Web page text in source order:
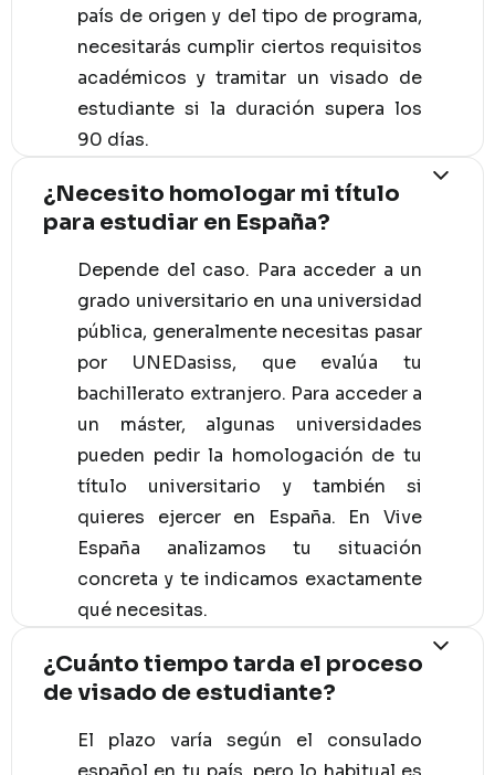
país de origen y del tipo de programa,
necesitarás cumplir ciertos requisitos
académicos y tramitar un visado de
estudiante si la duración supera los
90 días.
¿Necesito homologar mi título
para estudiar en España?
Depende del caso. Para acceder a un
grado universitario en una universidad
pública, generalmente necesitas pasar
por UNEDasiss, que evalúa tu
bachillerato extranjero. Para acceder a
un máster, algunas universidades
pueden pedir la homologación de tu
título universitario y también si
quieres ejercer en España. En Vive
España analizamos tu situación
concreta y te indicamos exactamente
qué necesitas.
¿Cuánto tiempo tarda el proceso
de visado de estudiante?
El plazo varía según el consulado